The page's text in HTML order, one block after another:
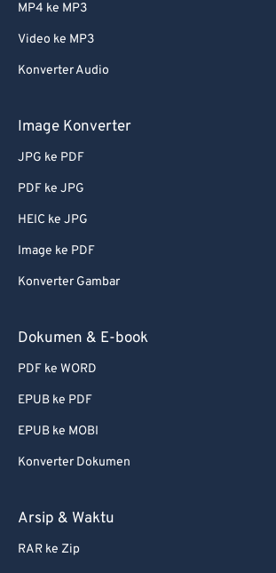
MP4 ke MP3
Video ke MP3
Konverter Audio
Image Konverter
JPG ke PDF
PDF ke JPG
HEIC ke JPG
Image ke PDF
Konverter Gambar
Dokumen & E-book
PDF ke WORD
EPUB ke PDF
EPUB ke MOBI
Konverter Dokumen
Arsip & Waktu
RAR ke Zip